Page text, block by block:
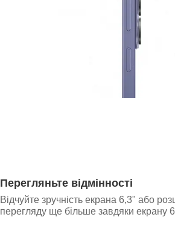
Перегляньте відмінності
Відчуйте зручність екрана 6,3" або
перегляду ще більше завдяки екрану